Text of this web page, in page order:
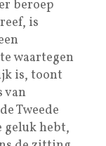
beroep
is
waartegen
is, toont
van
Tweede
geluk hebt,